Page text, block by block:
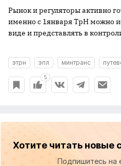
Рынок и регуляторы активно
именно с 1января ТрН можно
виде и представлять в
этрн эпл минтранс
5
Хотите читать новые
Подпишитесь на